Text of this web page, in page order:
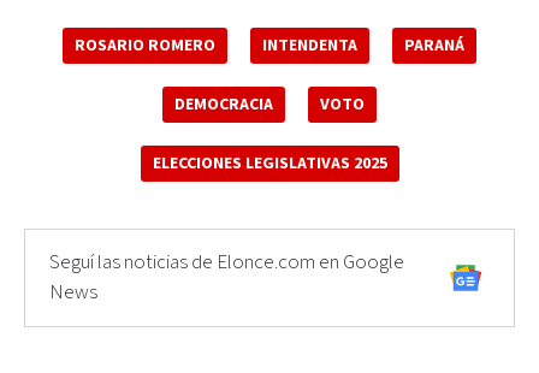
ROSARIO ROMERO INTENDENTA PARANÁ
DEMOCRACIA VOTO
ELECCIONES LEGISLATIVAS 2025
Seguí las noticias de Elonce.com en Google
News